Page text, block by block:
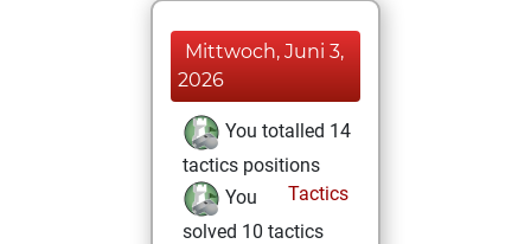
Mittwoch, Juni 3,
2026
You totalled 14
tactics positions
Tactics
You
solved 10 tactics